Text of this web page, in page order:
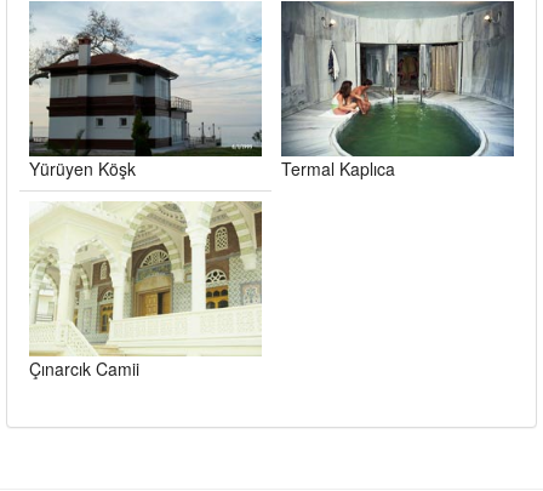
Yürüyen Köşk Termal Kaplıca
Çınarcık Camii